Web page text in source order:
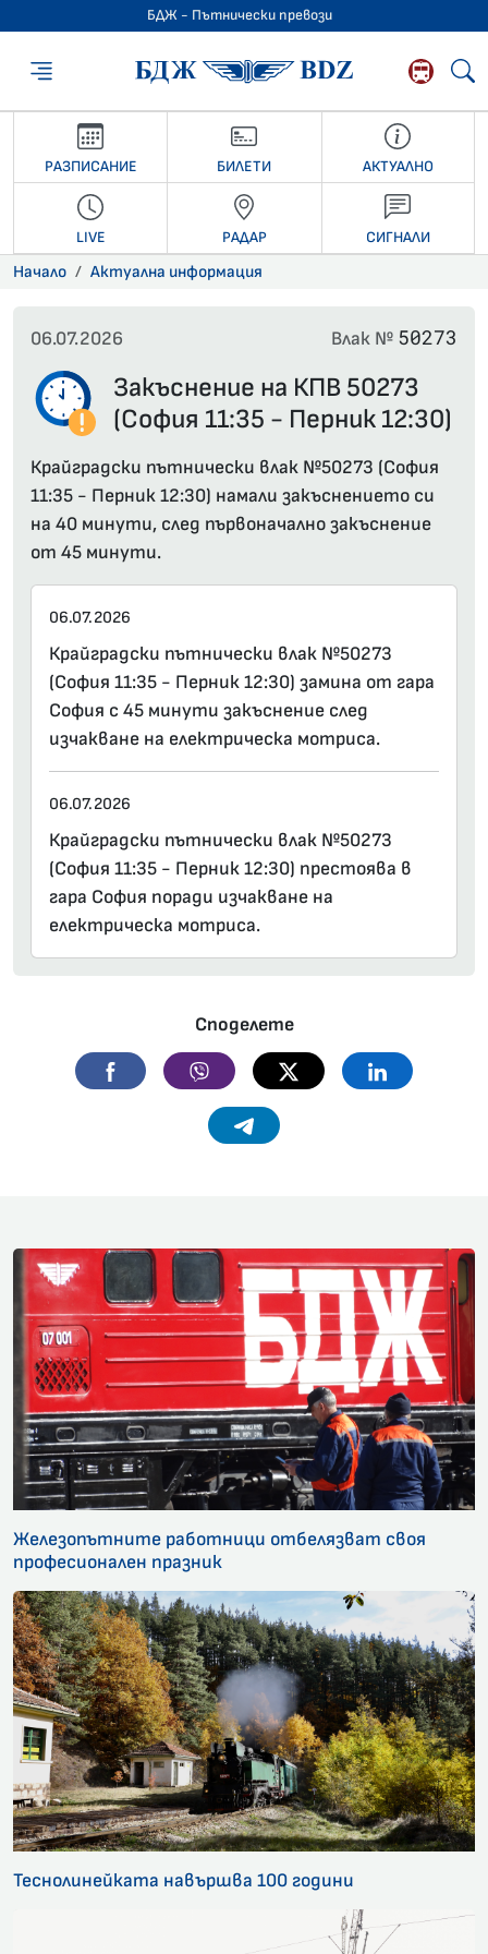
БДЖ - Пътнически превози
БДЖ -
РАЗПИСАНИЕ БИЛЕТИ АКТУАЛНО
LIVE РАДАР СИГНАЛИ
Начало Актуална информация
06.07.2026 Влак № 50273
Закъснение на КПВ 50273
(София 11:35 - Перник 12:30)
Крайградски пътнически влак №50273 (София
11:35 - Перник 12:30) намали закъснението си
на 40 минути, след първоначално закъснение
от 45 минути.
06.07.2026
Крайградски пътнически влак №50273
(София 11:35 - Перник 12:30) замина от гара
София с 45 минути закъснение след
изчакване на електрическа мотриса.
06.07.2026
Крайградски пътнически влак №50273
(София 11:35 - Перник 12:30) престоява в
гара София поради изчакване на
електрическа мотриса.
Споделете
Facebook Viber Twitter Linkedin
Telegram
Железопътните работници отбелязват своя
професионален празник
Теснолинейката навършва 100 години